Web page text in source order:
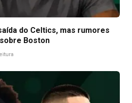
do Celtics, mas rumores
Boston